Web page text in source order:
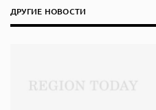
ДРУГИЕ НОВОСТИ